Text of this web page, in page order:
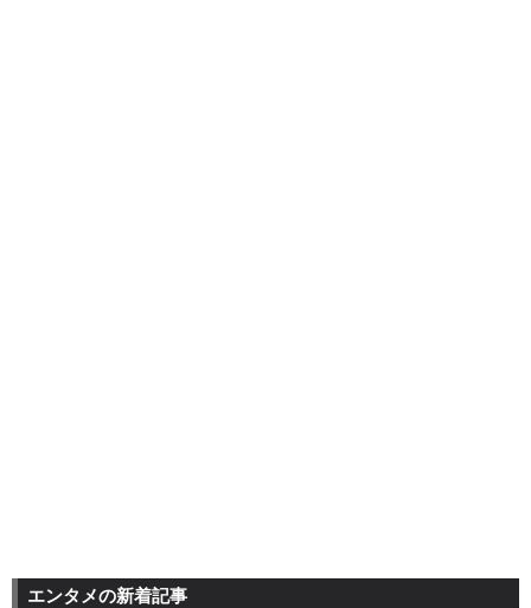
エンタメの新着記事